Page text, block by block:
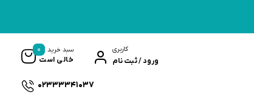
کاربری
ورود / ثبت نام
سبد خرید
خالی است
0
02333341037